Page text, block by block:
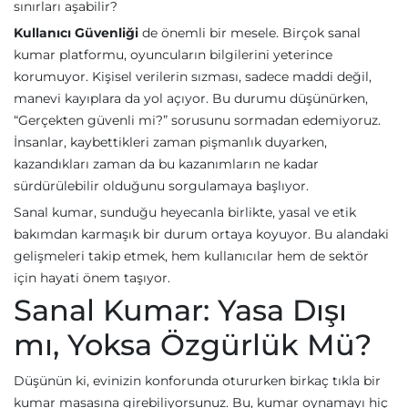
sınırları aşabilir?
Kullanıcı Güvenliği de önemli bir mesele. Birçok sanal
kumar platformu, oyuncuların bilgilerini yeterince
korumuyor. Kişisel verilerin sızması, sadece maddi değil,
manevi kayıplara da yol açıyor. Bu durumu düşünürken,
“Gerçekten güvenli mi?” sorusunu sormadan edemiyoruz.
İnsanlar, kaybettikleri zaman pişmanlık duyarken,
kazandıkları zaman da bu kazanımların ne kadar
sürdürülebilir olduğunu sorgulamaya başlıyor.
Sanal kumar, sunduğu heyecanla birlikte, yasal ve etik
bakımdan karmaşık bir durum ortaya koyuyor. Bu alandaki
gelişmeleri takip etmek, hem kullanıcılar hem de sektör
için hayati önem taşıyor.
Sanal Kumar: Yasa Dışı
mı, Yoksa Özgürlük Mü?
Düşünün ki, evinizin konforunda otururken birkaç tıkla bir
kumar masasına girebiliyorsunuz. Bu, kumar oynamayı hiç